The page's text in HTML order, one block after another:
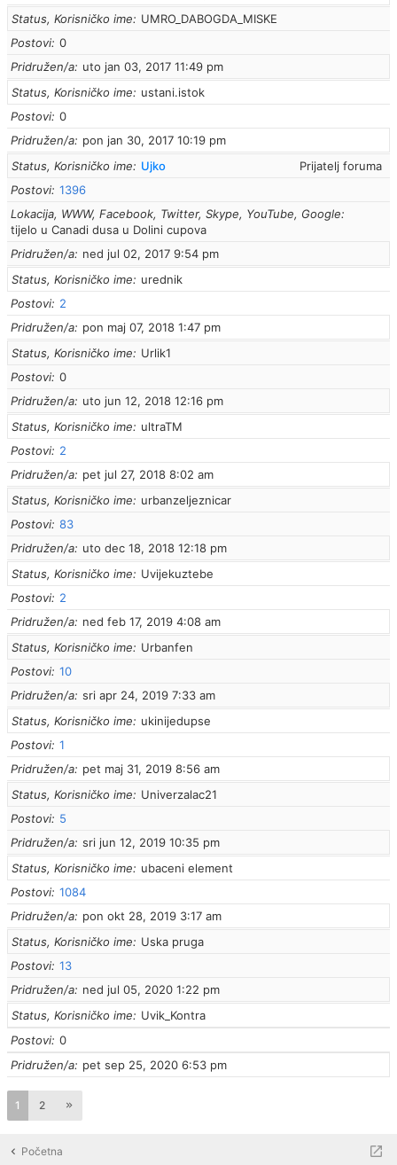
Status, Korisničko ime
UMRO_DABOGDA_MISKE
Postovi 0
Pridružen/a
uto jan 03, 2017 11:49 pm
Status, Korisničko ime
ustani.istok
Postovi 0
Pridružen/a
pon jan 30, 2017 10:19 pm
Status, Korisničko ime
Prijatelj foruma
Ujko
Postovi 1396
Lokacija, WWW, Facebook, Twitter, Skype, YouTube, Google
tijelo u Canadi dusa u Dolini cupova
Pridružen/a
ned jul 02, 2017 9:54 pm
Status, Korisničko ime
urednik
Postovi
2
Pridružen/a
pon maj 07, 2018 1:47 pm
Status, Korisničko ime
Urlik1
Postovi 0
Pridružen/a
uto jun 12, 2018 12:16 pm
Status, Korisničko ime
ultraTM
Postovi
2
Pridružen/a
pet jul 27, 2018 8:02 am
Status, Korisničko ime
urbanzeljeznicar
Postovi 83
Pridružen/a
uto dec 18, 2018 12:18 pm
Status, Korisničko ime
Uvijekuztebe
Postovi
2
Pridružen/a
ned feb 17, 2019 4:08 am
Status, Korisničko ime
Urbanfen
Postovi 10
Pridružen/a sri apr 24, 2019 7:33 am
Status, Korisničko ime
ukinijedupse
Postovi 1
Pridružen/a
pet maj 31, 2019 8:56 am
Status, Korisničko ime
Univerzalac21
Postovi
5
Pridružen/a sri jun 12, 2019 10:35 pm
Status, Korisničko ime
ubaceni element
Postovi 1084
Pridružen/a
pon okt 28, 2019 3:17 am
Status, Korisničko ime
Uska pruga
Postovi 13
Pridružen/a
ned jul 05, 2020 1:22 pm
Status, Korisničko ime
Uvik_Kontra
Postovi 0
Pridružen/a
pet sep 25, 2020 6:53 pm
1 2
Početna